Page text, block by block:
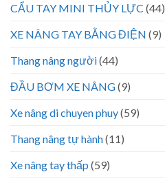
CẨU TAY MINI THỦY LỰC (44)
XE NÂNG TAY BẰNG ĐIỆN (9)
Thang nâng người(44)
ĐẦU BƠM XE NÂNG(9)
Xe nâng di chuyen phuy(59)
Thang nâng tự hành(11)
Xe nâng tay thấp (59)